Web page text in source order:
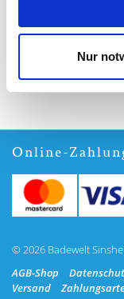
Nur
Online-
© 2026 Badewelt
AGB-Shop
Versand